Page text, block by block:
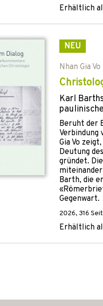
Erhältlich
NEU
Nhan Gia Vo
Karl
Beruht der
Verbindung
Gia Vo
Deutung
gründet.
miteinander
Barth, die
Gegenwart.
2026, 316
Erhältlich